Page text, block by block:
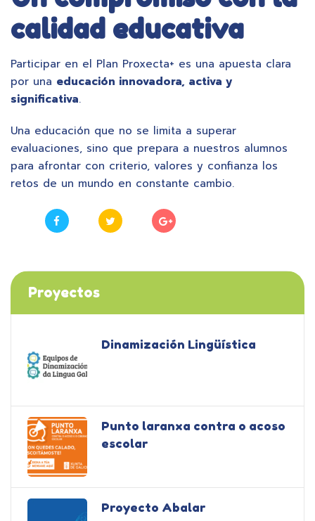
calidad educativa
Participar en el Plan Proxecta+ es una apuesta clara
por una educación innovadora, activa y
significativa.
Una educación que no se limita a superar
evaluaciones, sino que prepara a nuestros alumnos
para afrontar con criterio, valores y confianza los
retos de un mundo en constante cambio.
Proyectos
Dinamización Lingüística
Punto laranxa contra o acoso
escolar
Proyecto Abalar